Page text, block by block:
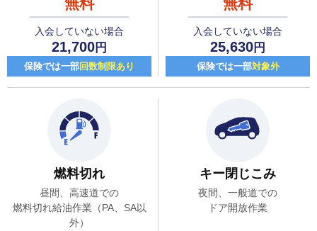
入会していない場合
21,700円
保険では一部回数制限あり
入会していない場合
25,630円
保険では一部対象外
燃料切れ
昼間、高速道での
燃料切れ給油作業（PA、SA以
外）
キー閉じこみ
夜間、一般道での
ドア開放作業